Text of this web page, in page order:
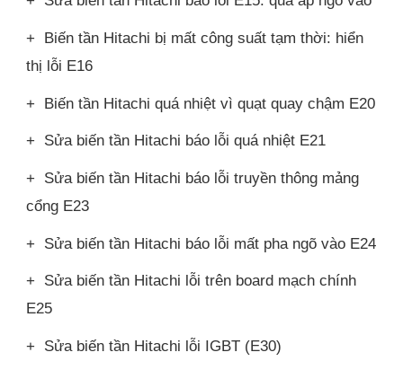
+ Biến tần Hitachi bị mất công suất tạm thời: hiển
thị lỗi E16
+ Biến tần Hitachi quá nhiệt vì quạt quay chậm E20
+ Sửa biến tần Hitachi báo lỗi quá nhiệt E21
+ Sửa biến tần Hitachi báo lỗi truyền thông mảng
cổng E23
+ Sửa biến tần Hitachi báo lỗi mất pha ngõ vào E24
+ Sửa biến tần Hitachi lỗi trên board mạch chính
E25
+ Sửa biến tần Hitachi lỗi IGBT (E30)